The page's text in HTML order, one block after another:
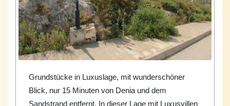
Grundstücke in Luxuslage, mit wunderschöner
Blick, nur 15 Minuten von Denia und dem
Sandstrand entfernt. In dieser Lage mit Luxusvillen